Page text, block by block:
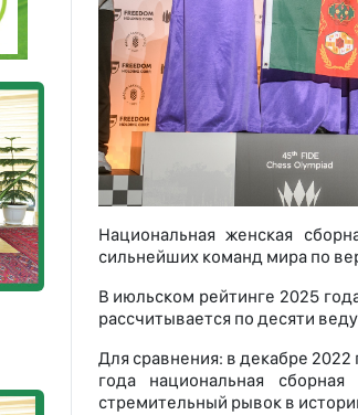
Национальная женская
сильнейших команд мира по
В июльском рейтинге 2025
рассчитывается по десяти
Для сравнения: в декабре
года национальная
стремительный рывок в